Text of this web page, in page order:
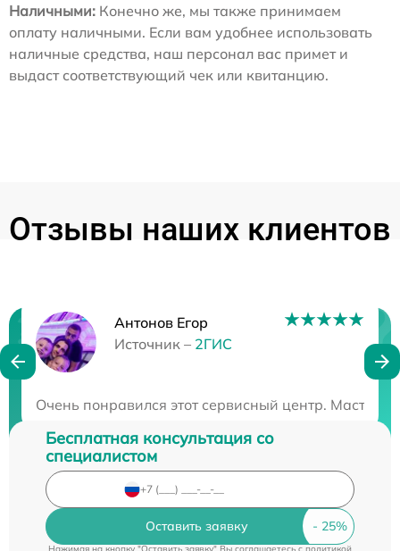
Наличными: Конечно же, мы также принимаем
оплату наличными. Если вам удобнее использовать
наличные средства, наш персонал вас примет и
выдаст соответствующий чек или квитанцию.
Отзывы наших клиентов
Антонов Егор
Источник – 2ГИС
Очень понравился этот сервисный центр.
Нужна консультация?
Бесплатная консультация со
специалистом
Оставить заявку
Нажимая на кнопку "Оставить заявку" Вы соглашаетесь cполитикой